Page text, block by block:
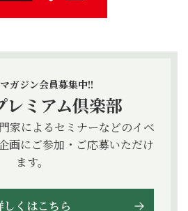
ガジン会員募集中!!
レミアム倶楽部
家によるセミナーなどのイベ
画にご参加・ご応募いただけ
ます。
しくはこちら